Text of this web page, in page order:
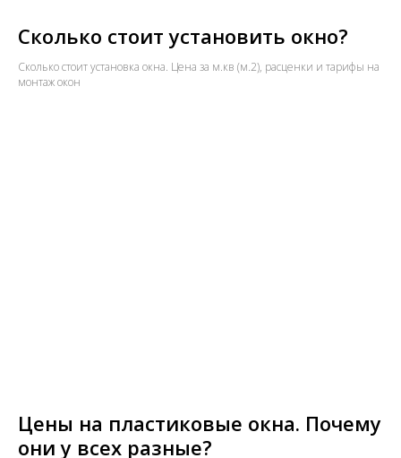
Сколько стоит установить окно?
Сколько стоит установка окна. Цена за м.кв (м.2), расценки и тарифы на
монтаж окон
Цены на пластиковые окна. Почему
они у всех разные?